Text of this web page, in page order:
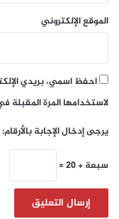
الموقع الإلكتروني
احفظ اسمي، بريدي
لاستخدامها المرة المقبلة
يرجى إدخال الإجابة بالأرقام:
سبعة + 20 =